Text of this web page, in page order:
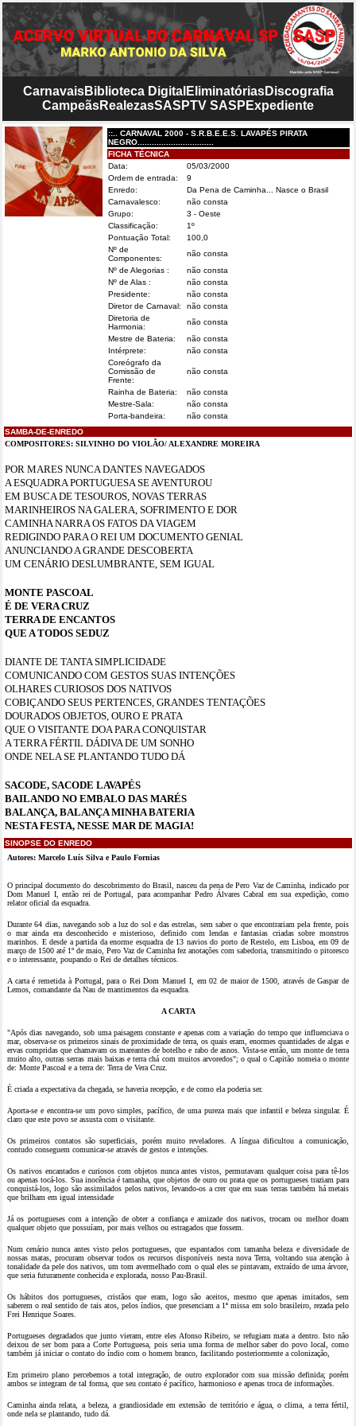
CarnavaisBiblioteca Digital EliminatóriasDiscografia
CampeãsRealezasSASPTV SASP Expediente
::.. CARNAVAL 2000 - S.R.B.E.E.S. LAVAPÉS PIRATA
NEGRO................................
FICHA TÉCNICA
Data:
05/03/2000
Ordem de entrada:
9
Enredo:
Da Pena de Caminha... Nasce o Brasil
Carnavalesco:
não consta
Grupo:
3 - Oeste
Classificação:
1º
Pontuação Total:
100,0
Nº de
Componentes:
não consta
Nº de Alegorias :
não consta
Nº de Alas :
não consta
Presidente:
não consta
Diretor de Carnaval:
não consta
Diretoria de
Harmonia:
não consta
Mestre de Bateria:
não consta
Intérprete:
não consta
Coreógrafo da
Comissão de
Frente:
não consta
Rainha de Bateria:
não consta
Mestre-Sala:
não consta
Porta-bandeira:
não consta
SAMBA-DE-ENREDO
COMPOSITORES: SILVINHO DO VIOLÃO/ ALEXANDRE MOREIRA
POR MARES NUNCA DANTES NAVEGADOS
A ESQUADRA PORTUGUESA SE AVENTUROU
EM BUSCA DE TESOUROS, NOVAS TERRAS
MARINHEIROS NA GALERA, SOFRIMENTO E DOR
CAMINHA NARRA OS FATOS DA VIAGEM
REDIGINDO PARA O REI UM DOCUMENTO GENIAL
ANUNCIANDO A GRANDE DESCOBERTA
UM CENÁRIO DESLUMBRANTE, SEM IGUAL
MONTE PASCOAL
É DE VERA CRUZ
TERRA DE ENCANTOS
QUE A TODOS SEDUZ
DIANTE DE TANTA SIMPLICIDADE
COMUNICANDO COM GESTOS SUAS INTENÇÕES
OLHARES CURIOSOS DOS NATIVOS
COBIÇANDO SEUS PERTENCES, GRANDES TENTAÇÕES
DOURADOS OBJETOS, OURO E PRATA
QUE O VISITANTE DOA PARA CONQUISTAR
A TERRA FÉRTIL DÁDIVA DE UM SONHO
ONDE NELA SE PLANTANDO TUDO DÁ
SACODE, SACODE LAVAPÉS
BAILANDO NO EMBALO DAS MARÉS
BALANÇA, BALANÇA MINHA BATERIA
NESTA FESTA, NESSE MAR DE MAGIA!
SINOPSE DO ENREDO
Autores: Marcelo Luís Silva e Paulo Fornias
O principal documento do descobrimento do Brasil, nasceu da pena de Pero Vaz de Caminha, indicado por
Dom Manuel I, então rei de Portugal, para acompanhar Pedro Álvares Cabral em sua expedição, como
relator oficial da esquadra.
Durante 64 dias, navegando sob a luz do sol e das estrelas, sem saber o que encontrariam pela frente, pois
o mar ainda era desconhecido e misterioso, definido com lendas e fantasias criadas sobre monstros
marinhos. E desde a partida da enorme esquadra de 13 navios do porto de Restelo, em Lisboa, em 09 de
março de 1500 até 1º de maio, Pero Vaz de Caminha fez anotações com sabedoria, transmitindo o pitoresco
e o interessante, poupando o Rei de detalhes técnicos.
A carta é remetida à Portugal, para o Rei Dom Manuel I, em 02 de maior de 1500, através de Gaspar de
Lemos, comandante da Nau de mantimentos da esquadra.
A CARTA
"Após dias navegando, sob uma paisagem constante e apenas com a variação do tempo que influenciava o
mar, observa-se os primeiros sinais de proximidade de terra, os quais eram, enormes quantidades de algas e
ervas compridas que chamavam os mareantes de botelho e rabo de asnos. Vista-se então, um monte de terra
muito alto, outras serras mais baixas e terra chá com muitos arvoredos"; o qual o Capitão nomeia o monte
de: Monte Pascoal e a terra de: Terra de Vera Cruz.
É criada a expectativa da chegada, se haveria recepção, e de como ela poderia ser.
Aporta-se e encontra-se um povo simples, pacífico, de uma pureza mais que infantil e beleza singular. É
claro que este povo se assusta com o visitante.
Os primeiros contatos são superficiais, porém muito reveladores. A língua dificultou a comunicação,
contudo conseguem comunicar-se através de gestos e intenções.
Os nativos encantados e curiosos com objetos nunca antes vistos, permutavam qualquer coisa para tê-los
ou apenas tocá-los. Sua inocência é tamanha, que objetos de ouro ou prata que os portugueses traziam para
conquistá-los, logo são assimilados pelos nativos, levando-os a crer que em suas terras também há metais
que brilham em igual intensidade
Já os portugueses com a intenção de obter a confiança e amizade dos nativos, trocam ou melhor doam
qualquer objeto que possuíam, por mais velhos ou estragados que fossem.
Num cenário nunca antes visto pelos portugueses, que espantados com tamanha beleza e diversidade de
nossas matas, procuram observar todos os recursos disponíveis nesta nova Terra, voltando sua atenção à
tonalidade da pele dos nativos, um tom avermelhado com o qual eles se pintavam, extraído de uma árvore,
que seria futuramente conhecida e explorada, nosso Pau-Brasil.
Os hábitos dos portugueses, cristãos que eram, logo são aceitos, mesmo que apenas imitados, sem
saberem o real sentido de tais atos, pelos índios, que presenciam a 1ª missa em solo brasileiro, rezada pelo
Frei Henrique Soares.
Portugueses degradados que junto vieram, entre eles Afonso Ribeiro, se refugiam mata a dentro. Isto não
deixou de ser bom para a Corte Portuguesa, pois seria uma forma de melhor saber do povo local, como
também já iniciar o contato do índio com o homem branco, facilitando posteriormente a colonização,
Em primeiro plano percebemos a total integração, de outro explorador com sua missão definida; porém
ambos se integram de tal forma, que seu contato é pacífico, harmonioso e apenas troca de informações.
Caminha ainda relata, a beleza, a grandiosidade em extensão de território e água, o clima, a terra fértil,
onde nela se plantando, tudo dá.